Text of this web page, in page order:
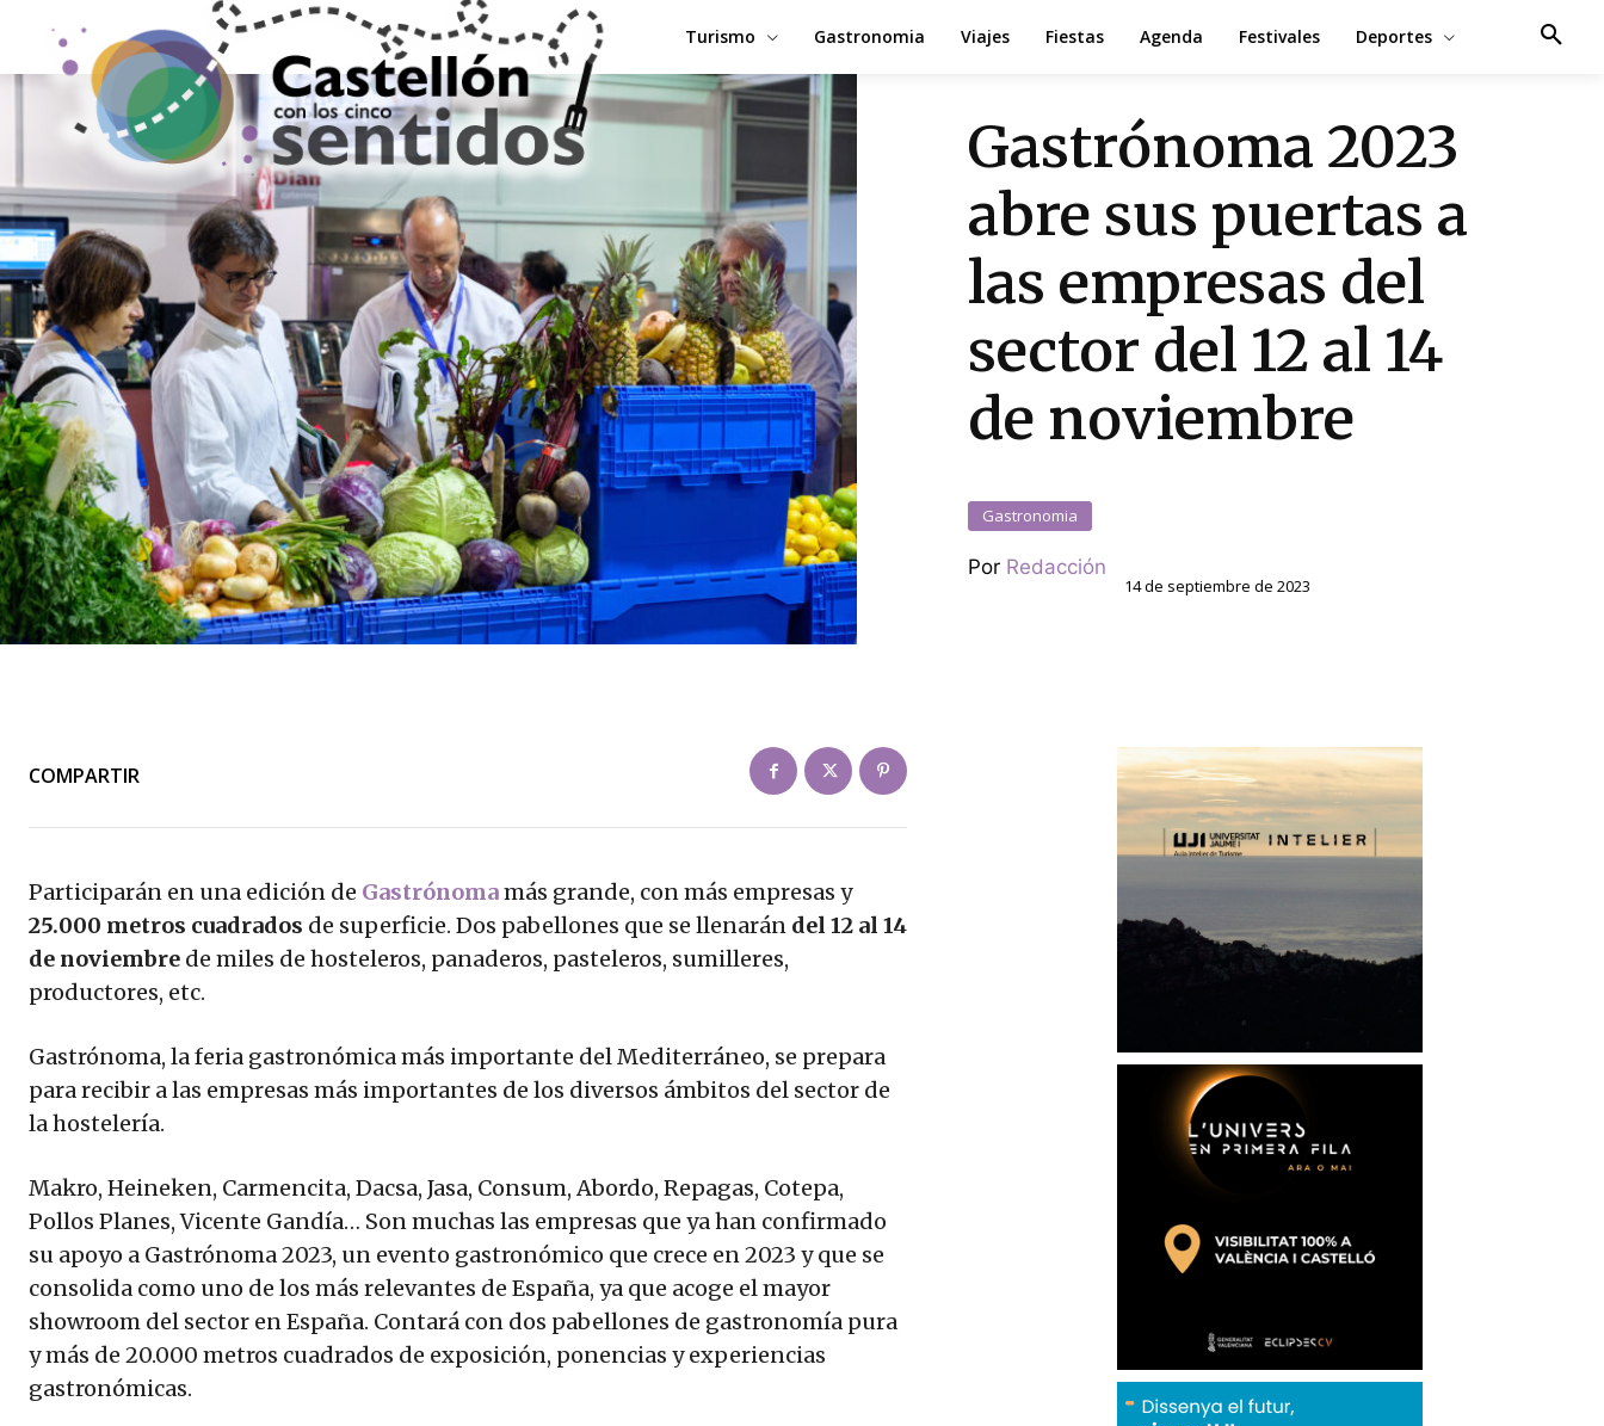
Turismo Gastronomia Viajes Fiestas Agenda Festivales Deportes
Gastrónoma 2023
abre sus puertas a
las empresas del
sector del 12 al 14
de noviembre
Gastronomia
Por Redacción
14 de septiembre de 2023
COMPARTIR
Participarán en una edición de Gastrónomamás grande, con más empresas y
25.000 metros cuadrados de superficie. Dos pabellones que se llenarán del 12 al 14
de noviembre de miles de hosteleros, panaderos, pasteleros, sumilleres,
productores, etc.
Gastrónoma, la feria gastronómica más importante del Mediterráneo, se prepara
para recibir a las empresas más importantes de los diversos ámbitos del sector de
la hostelería.
Makro, Heineken, Carmencita, Dacsa, Jasa, Consum, Abordo, Repagas, Cotepa,
Pollos Planes, Vicente Gandía… Son muchas las empresas que ya han confirmado
su apoyo a Gastrónoma 2023, un evento gastronómico que crece en 2023 y que se
consolida como uno de los más relevantes de España, ya que acoge el mayor
showroom del sector en España. Contará con dos pabellones de gastronomía pura
y más de 20.000 metros cuadrados de exposición, ponencias y experiencias
gastronómicas.